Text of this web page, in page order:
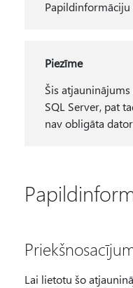
Papildinformāciju
Piezīme
Šis
SQL Server, pat
nav obligāta
Lai lietotu šo